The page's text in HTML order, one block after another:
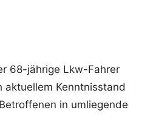
68-jährige Lkw-Fahrer
Kenntnisstand
in umliegende